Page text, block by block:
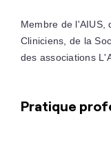
Membre de l'AIUS,
Cliniciens, de la
des associations
Pratique